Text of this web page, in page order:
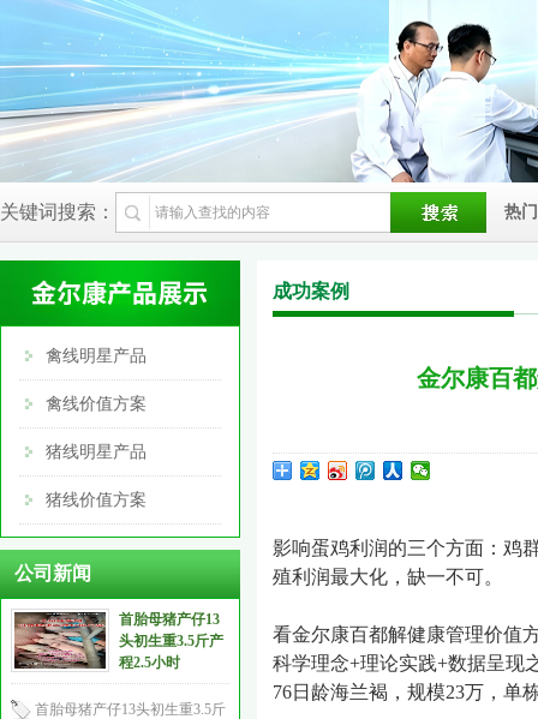
关键词搜索： 热
成功案例
金尔康百
影响蛋鸡利润的三个方面：鸡
殖利润最大化，缺一不可。
看金尔康百都解健康管理价值
科学理念+理论实践+数据呈现
76日龄海兰褐，规模23万，单
禽线明星产品
禽线价值方案
猪线明星产品
猪线价值方案
公司新闻
首胎母猪产仔13
头初生重3.5斤产
程2.5小时
首胎母猪产仔13头初生重3.5斤